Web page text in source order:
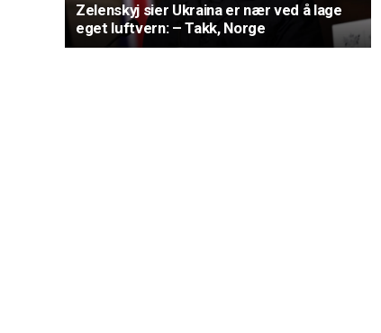
Zelenskyj sier Ukraina er nær ved å lage
eget luftvern: – Takk, Norge